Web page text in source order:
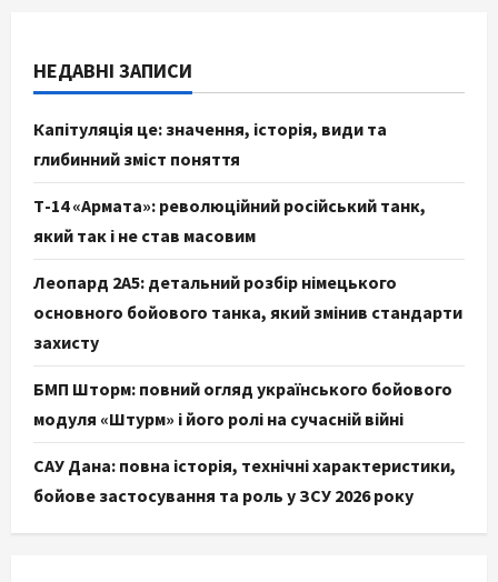
НЕДАВНІ ЗАПИСИ
Капітуляція це: значення, історія, види та
глибинний зміст поняття
Т-14 «Армата»: революційний російський танк,
який так і не став масовим
Леопард 2А5: детальний розбір німецького
основного бойового танка, який змінив стандарти
захисту
БМП Шторм: повний огляд українського бойового
модуля «Штурм» і його ролі на сучасній війні
САУ Дана: повна історія, технічні характеристики,
бойове застосування та роль у ЗСУ 2026 року